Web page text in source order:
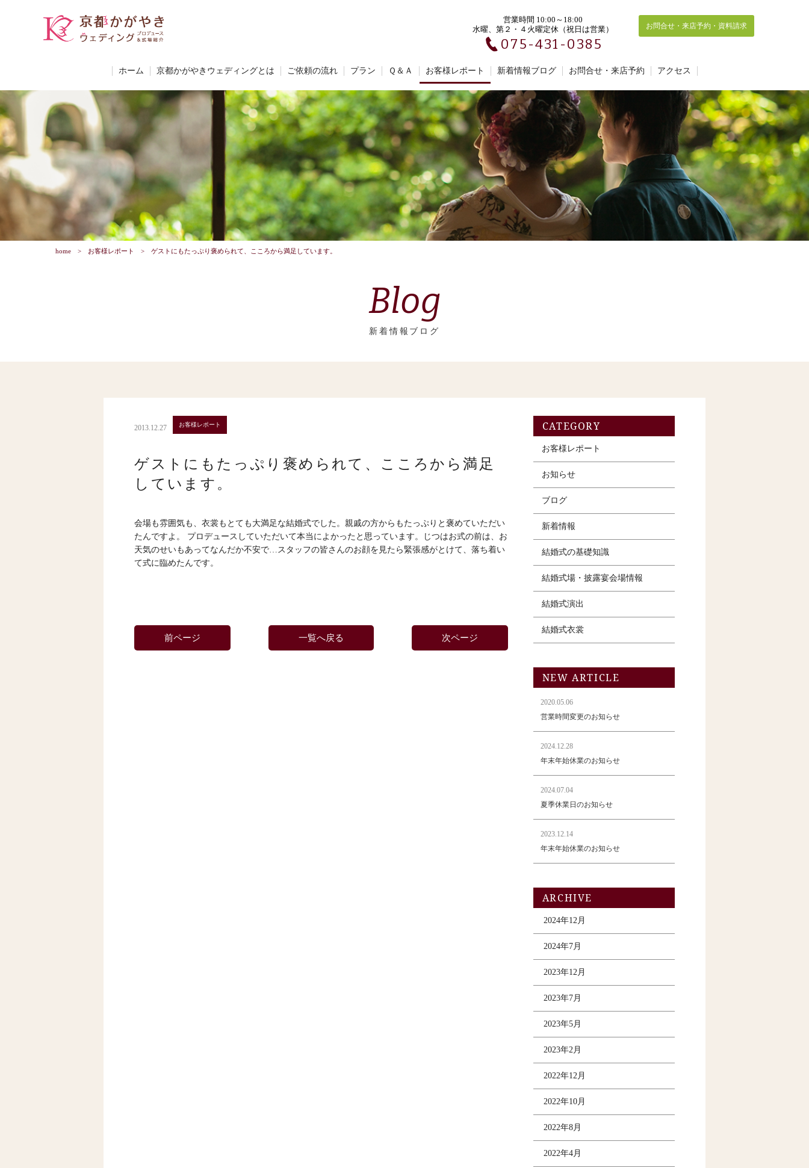
営業時間 10:00～18:00
水曜、第２・４火曜定休（祝日は営業）
075-431-0385
お問合せ・来店予約・資料請求
ホーム 京都かがやきウェディングとは ご依頼の流れ プラン Ｑ＆Ａ お客様レポート 新着情報ブログ お問合せ・来店予約 アクセス
home お客様レポート ゲストにもたっぷり褒められて、こころから満足しています。
Blog
新着情報ブログ
2013.12.27 お客様レポート
ゲストにもたっぷり褒められて、こころから満足
しています。
会場も雰囲気も、衣裳もとても大満足な結婚式でした。親戚の方からもたっぷりと褒めていただい
たんですよ。 プロデュースしていただいて本当によかったと思っています。じつはお式の前は、お
天気のせいもあってなんだか不安で…スタッフの皆さんのお顔を見たら緊張感がとけて、落ち着い
て式に臨めたんです。
前ページ 一覧へ戻る 次ページ
CATEGORY
お客様レポート
お知らせ
ブログ
新着情報
結婚式の基礎知識
結婚式場・披露宴会場情報
結婚式演出
結婚式衣裳
NEW ARTICLE
2020.05.06
営業時間変更のお知らせ
2024.12.28
年末年始休業のお知らせ
2024.07.04
夏季休業日のお知らせ
2023.12.14
年末年始休業のお知らせ
ARCHIVE
2024年12月
2024年7月
2023年12月
2023年7月
2023年5月
2023年2月
2022年12月
2022年10月
2022年8月
2022年4月